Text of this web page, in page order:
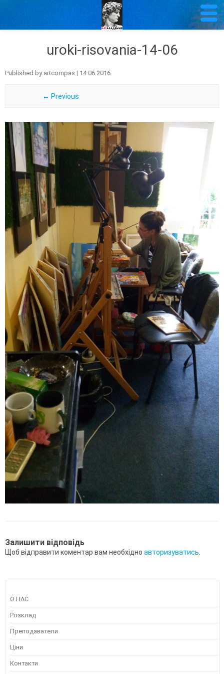
uroki-risovania-14-06
Published by artcompas | 14.06.2016
← Previous
Залишити відповідь
Щоб відправити коментар вам необхідно авторизуватись
О НАС
Розклад
Преподаватели
Ціни
Контакти